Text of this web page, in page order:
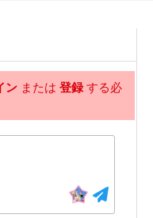
話
前
前
ン または 登録する必